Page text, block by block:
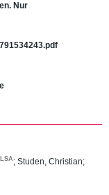
Nur
; Studen, Christian;